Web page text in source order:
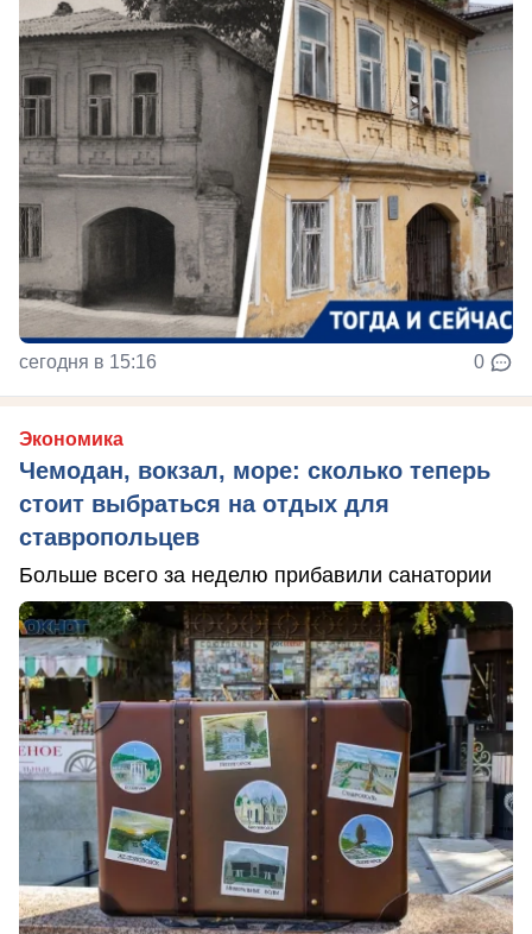
сегодня в 15:16 0
Экономика
Чемодан, вокзал, море: сколько теперь
стоит выбраться на отдых для
ставропольцев
Больше всего за неделю прибавили санатории